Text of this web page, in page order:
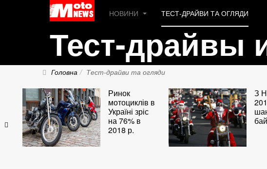
НОВИНИ ТЕСТ-ДРАЙВИ ТА ОГЛЯДИ
Тест-драйвы
Головна Тест-драйви та огляди
Ринок
мотоциклів в
Україні зріс
на 76% в
2018 р.
З